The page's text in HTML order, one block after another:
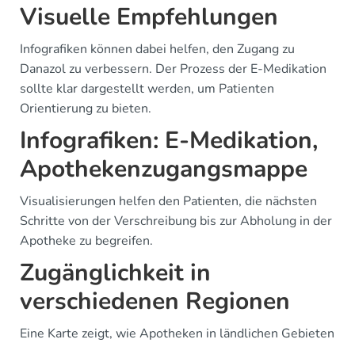
Visuelle Empfehlungen
Infografiken können dabei helfen, den Zugang zu
Danazol zu verbessern. Der Prozess der E-Medikation
sollte klar dargestellt werden, um Patienten
Orientierung zu bieten.
Infografiken: E-Medikation,
Apothekenzugangsmappe
Visualisierungen helfen den Patienten, die nächsten
Schritte von der Verschreibung bis zur Abholung in der
Apotheke zu begreifen.
Zugänglichkeit in
verschiedenen Regionen
Eine Karte zeigt, wie Apotheken in ländlichen Gebieten